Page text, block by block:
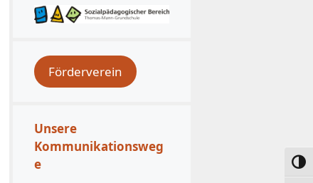
Förderverein
Unsere
Kommunikationsweg
e